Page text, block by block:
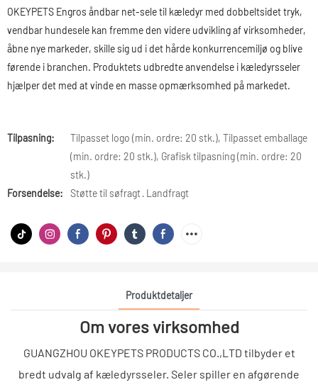
OKEYPETS Engros åndbar net-sele til kæledyr med dobbeltsidet tryk,
vendbar hundesele kan fremme den videre udvikling af virksomheder,
åbne nye markeder, skille sig ud i det hårde konkurrencemiljø og blive
førende i branchen. Produktets udbredte anvendelse i kæledyrsseler
hjælper det med at vinde en masse opmærksomhed på markedet.
Tilpasning:
Tilpasset logo (min. ordre: 20 stk.), Tilpasset emballage
(min. ordre: 20 stk.), Grafisk tilpasning (min. ordre: 20
stk.)
Forsendelse:
Støtte til søfragt · Landfragt
Produktdetaljer
Om vores virksomhed
GUANGZHOU OKEYPETS PRODUCTS CO.,LTD tilbyder et
bredt udvalg af kæledyrsseler. Seler spiller en afgørende